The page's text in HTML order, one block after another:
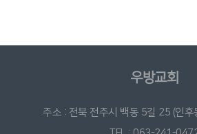
우방교회
주소 : 전북 전주시 백동 5길 25 (인후